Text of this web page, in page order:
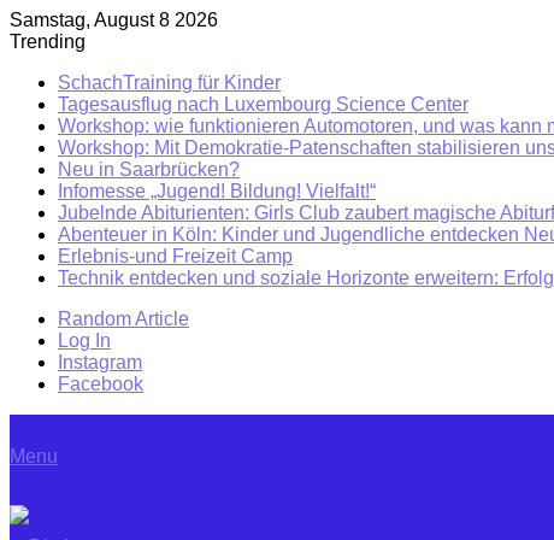
Samstag, August 8 2026
Trending
SchachTraining für Kinder
Tagesausflug nach Luxembourg Science Center
Workshop: wie funktionieren Automotoren, und was kann
Workshop: Mit Demokratie-Patenschaften stabilisieren
Neu in Saarbrücken?
Infomesse „Jugend! Bildung! Vielfalt!“
Jubelnde Abiturienten: Girls Club zaubert magische
Abenteuer in Köln: Kinder und Jugendliche entdecken
Erlebnis-und Freizeit Camp
Technik entdecken und soziale Horizonte erweitern:
Random Article
Log In
Instagram
Facebook
Menu